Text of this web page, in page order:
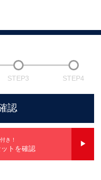
STEP3 STEP4
認
き！
トを確認